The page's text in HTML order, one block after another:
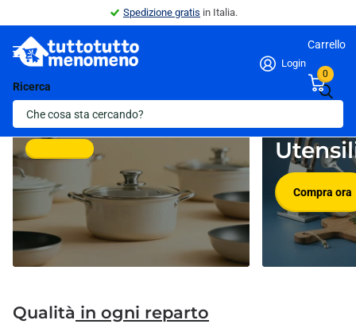
Spedizione gratis in Italia.
Ricerca
Login
Carrello
0
Pentolame
Compra ora
Compra ora
Qualità in ogni reparto